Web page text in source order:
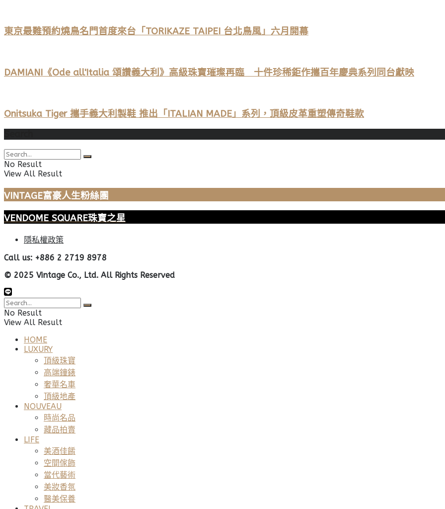
東京最難預約燒鳥名門首度來台「TORIKAZE TAIPEI 台北鳥風」六月開幕
DAMIANI《Ode all'Italia 頌讚義大利》高級珠寶璀璨再臨 十件珍稀鉅作攜百年慶典系列同台獻映
Onitsuka Tiger 攜手義大利製鞋 推出「ITALIAN MADE」系列，頂級皮革重塑傳奇鞋款
No Result
View All Result
VINTAGE富豪人生粉絲團
VENDOME SQUARE珠寶之星
隱私權政策
Call us: +886 2 2719 8978
© 2025 Vintage Co., Ltd. All Rights Reserved
No Result
View All Result
HOME
LUXURY
頂級珠寶
高端鐘錶
奢華名車
頂級地產
NOUVEAU
時尚名品
藏品拍賣
LIFE
美酒佳餚
空間傢飾
當代藝術
美妝香氛
醫美保養